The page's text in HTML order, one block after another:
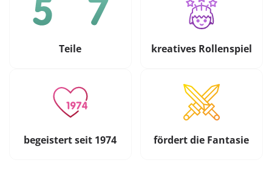
Teile kreatives Rollenspiel
begeistert seit 1974 fördert die Fantasie